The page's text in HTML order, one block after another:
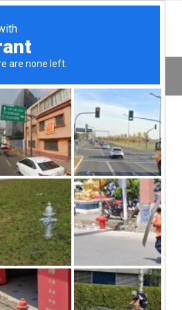
دربارهmodir
has not written his bio yet.
modircontributed 7 entries
already.
اخبار
یک پست